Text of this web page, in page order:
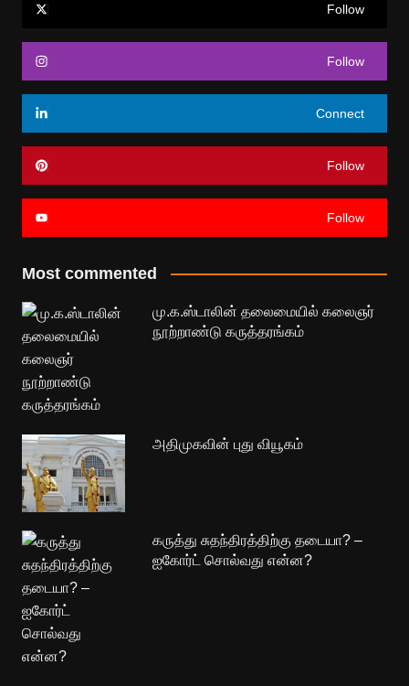
Follow
Follow
Connect
Follow
Follow
Most commented
மு.க.ஸ்டாலின் தலைமையில் கலைஞர்
நூற்றாண்டு கருத்தரங்கம்
அதிமுகவின் புது வியூகம்
கருத்து சுதந்திரத்திற்கு தடையா? –
ஐகோர்ட் சொல்வது என்ன?